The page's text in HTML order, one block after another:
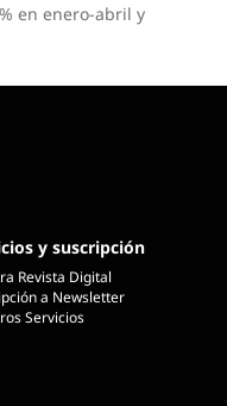
en enero-abril y
y suscripción
Revista Digital
a Newsletter
Servicios